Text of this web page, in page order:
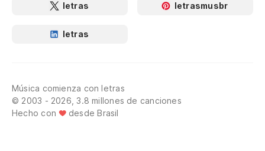
letras letrasmusbr
letras
Música comienza con letras
© 2003 - 2026, 3.8 millones de canciones
Hecho con
desde Brasil